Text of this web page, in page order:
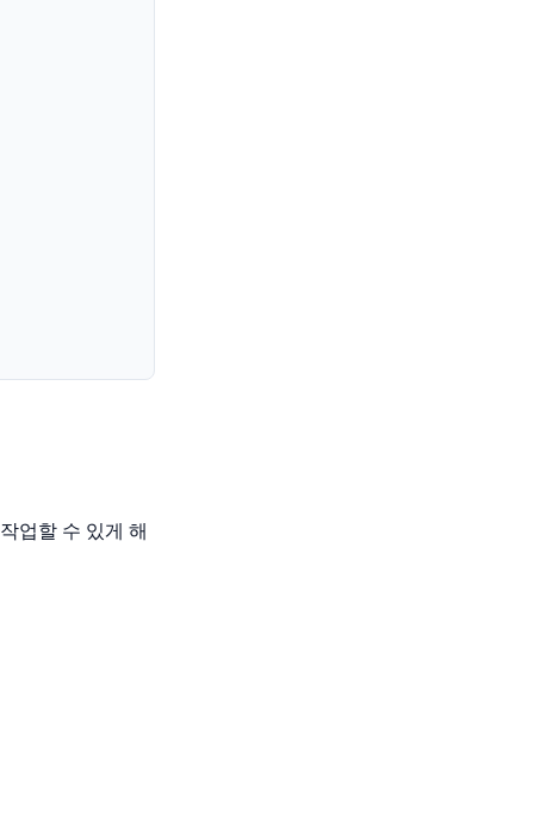
업할 수 있게 해